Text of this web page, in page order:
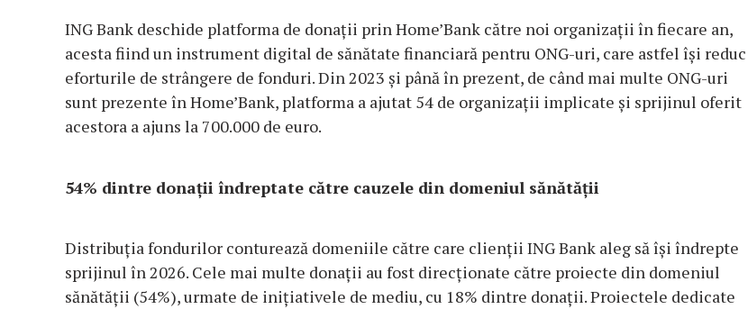
ING Bank deschide platforma de donații prin Home’Bank către noi organizații în fiecare an,
acesta fiind un instrument digital de sănătate financiară pentru ONG-uri, care astfel își reduc
eforturile de strângere de fonduri. Din 2023 și până în prezent, de când mai multe ONG-uri
sunt prezente în Home’Bank, platforma a ajutat 54 de organizații implicate și sprijinul oferit
acestora a ajuns la 700.000 de euro.
54% dintre donații îndreptate către cauzele din domeniul sănătății
Distribuția fondurilor conturează domeniile către care clienții ING Bank aleg să își îndrepte
sprijinul în 2026. Cele mai multe donații au fost direcționate către proiecte din domeniul
sănătății (54%), urmate de inițiativele de mediu, cu 18% dintre donații. Proiectele dedicate